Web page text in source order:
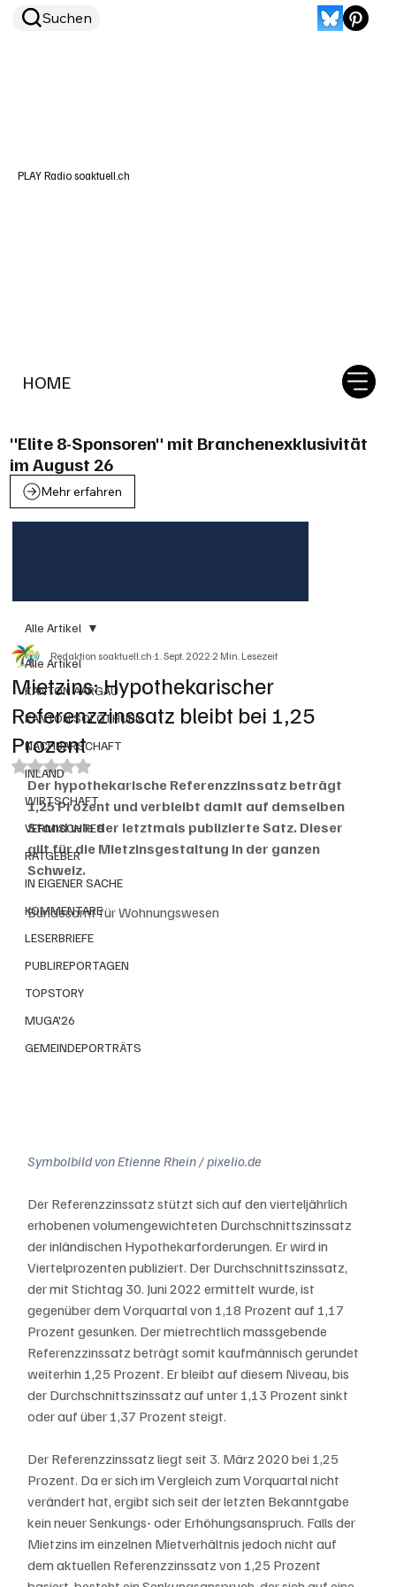
HOME
Suchen
PLAY Radio soaktuell.ch
"Elite 8-Sponsoren" mit Branchenexklusivität
im August 26
Mehr erfahren
Alle Artikel
KANTON AARGAU
KANTON SOLOTHURN
NACHBARSCHAFT
INLAND
WIRTSCHAFT
VERMISCHTES
RATGEBER
IN EIGENER SACHE
KOMMENTARE
LESERBRIEFE
PUBLIREPORTAGEN
TOPSTORY
MUGA'26
GEMEINDEPORTRÄTS
Alle Artikel
Mietzins: Hypothekarischer
Referenzzinssatz bleibt bei 1,25
Prozent
Redaktion soaktuell.ch1. Sept. 20222 Min. Lesezeit
Mit NaN von 5 Sternen bewertet.
Der hypothekarische Referenzzinssatz beträgt
1,25 Prozent und verbleibt damit auf demselben
Stand wie der letztmals publizierte Satz. Dieser
gilt für die Mietzinsgestaltung in der ganzen
Schweiz.
Bundesamt für Wohnungswesen
Symbolbild von Etienne Rhein / pixelio.de
Der Referenzzinssatz stützt sich auf den vierteljährlich
erhobenen volumengewichteten Durchschnittszinssatz
der inländischen Hypothekarforderungen. Er wird in
Viertelprozenten publiziert. Der Durchschnittszinssatz,
der mit Stichtag 30. Juni 2022 ermittelt wurde, ist
gegenüber dem Vorquartal von 1,18 Prozent auf 1,17
Prozent gesunken. Der mietrechtlich massgebende
Referenzzinssatz beträgt somit kaufmännisch gerundet
weiterhin 1,25 Prozent. Er bleibt auf diesem Niveau, bis
der Durchschnittszinssatz auf unter 1,13 Prozent sinkt
oder auf über 1,37 Prozent steigt.
Der Referenzzinssatz liegt seit 3. März 2020 bei 1,25
Prozent. Da er sich im Vergleich zum Vorquartal nicht
verändert hat, ergibt sich seit der letzten Bekanntgabe
kein neuer Senkungs- oder Erhöhungsanspruch. Falls der
Mietzins im einzelnen Mietverhältnis jedoch nicht auf
dem aktuellen Referenzzinssatz von 1,25 Prozent